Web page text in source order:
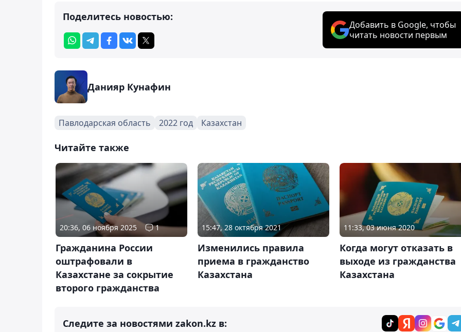
Поделитесь новостью:
Добавить в Google, чтобы
читать новости первым
Данияр Кунафин
Павлодарская область 2022 год Казахстан
Читайте также
20:36, 06 ноября 2025 1
Гражданина России
оштрафовали в
Казахстане за сокрытие
второго гражданства
15:47, 28 октября 2021
Изменились правила
приема в гражданство
Казахстана
11:33, 03 июня 2020
Когда могут отказать в
выходе из гражданства
Казахстана
Следите за новостями zakon.kz в: